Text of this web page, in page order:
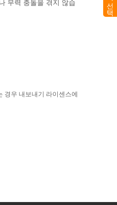
무력 충돌을 겪지 않습
경우 내보내기 라이센스에